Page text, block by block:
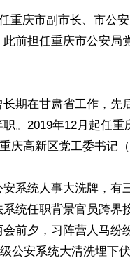
重庆市副市长、市公
前担任重庆市公安局
期在甘肃省工作，先
。2019年12月起任重
庆高新区党工委书记（
系统人事大洗牌，有
统任职背景官员跨界
前夕，习阵营人马纷
公安系统大清洗埋下